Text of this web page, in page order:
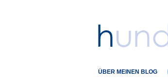
ÜBER MEINEN BLOG